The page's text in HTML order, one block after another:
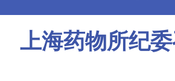
上海药物所纪